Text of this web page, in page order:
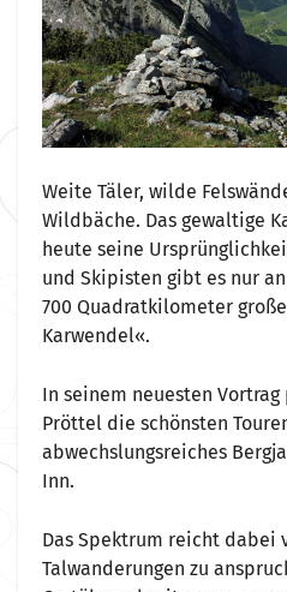
Weite Täler, wilde
Wildbäche. Das gewaltige
heute seine
und Skipisten gibt es nur
700 Quadratkilometer
Karwendel«.
In seinem neuesten
Pröttel die schönsten
abwechslungsreiches
Inn.
Das Spektrum reicht dabei
Talwanderungen zu